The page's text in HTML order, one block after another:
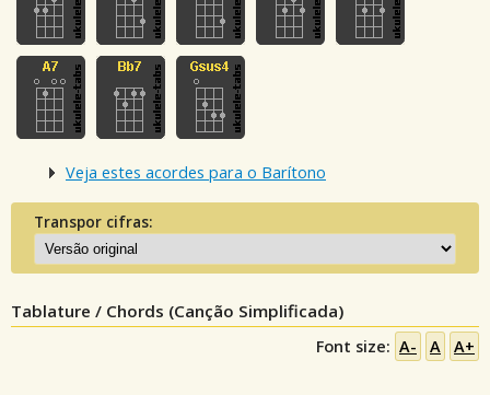
Veja estes acordes para o Barítono
Transpor cifras:
Tablature / Chords (Canção Simplificada)
Font size: A- A A+